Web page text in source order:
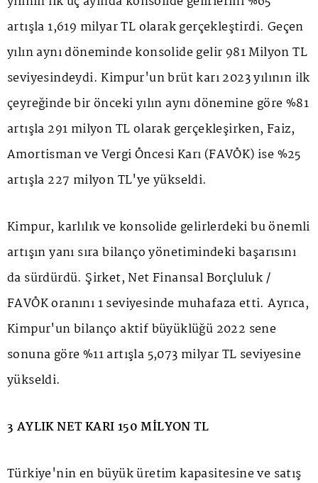
artışla 1,619 milyar TL olarak gerçekleştirdi. Geçen
yılın aynı döneminde konsolide gelir 981 Milyon TL
seviyesindeydi. Kimpur'un brüt karı 2023 yılının ilk
çeyreğinde bir önceki yılın aynı dönemine göre %81
artışla 291 milyon TL olarak gerçekleşirken, Faiz,
Amortisman ve Vergi Öncesi Karı (FAVÖK) ise %25
artışla 227 milyon TL'ye yükseldi.
Kimpur, karlılık ve konsolide gelirlerdeki bu önemli
artışın yanı sıra bilanço yönetimindeki başarısını
da sürdürdü. Şirket, Net Finansal Borçluluk /
FAVÖK oranını 1 seviyesinde muhafaza etti. Ayrıca,
Kimpur'un bilanço aktif büyüklüğü 2022 sene
sonuna göre %11 artışla 5,073 milyar TL seviyesine
yükseldi.
3 AYLIK NET KARI 150 MİLYON TL
Türkiye'nin en büyük üretim kapasitesine ve satış